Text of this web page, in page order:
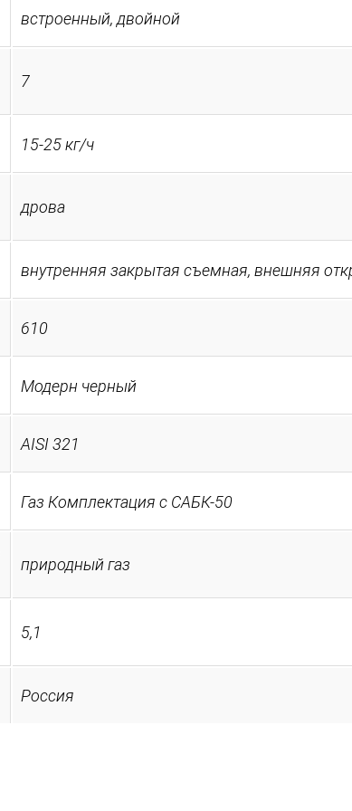
встроенный, двойной
7
15-25 кг/ч
дрова
внутренняя закрытая съемная, внешняя
610
Модерн черный
AISI 321
Газ Комплектация с САБК-50
природный газ
5,1
Россия